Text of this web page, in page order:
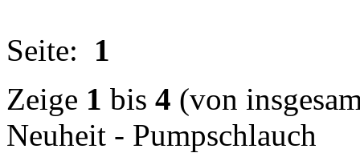
Seite: 1
Zeige 1 bis 4 (von
Neuheit - Pumpschlauch